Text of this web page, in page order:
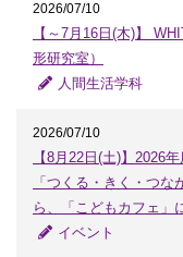
2026/07/10
【～7月16日(木)】
形研究室）
人間生活学科
2026/07/10
【8月22日(土)】2026
「つくる・きく・つ
ら、「こどもカフェ」
イベント